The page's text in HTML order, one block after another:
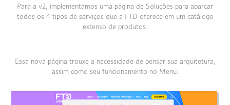
Para a v2, implementamos uma página de Soluções para abarcar
todos os 4 tipos de serviços que a FTD oferece em um catálogo
extenso de produtos.
Essa nova página trouxe a necessidade de pensar sua arquitetura,
assim como seu funcionamento no Menu.